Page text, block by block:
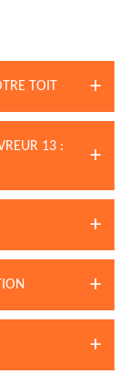
TOIT
13 :